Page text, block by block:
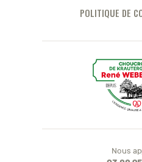
POLITIQUE DE
Nous